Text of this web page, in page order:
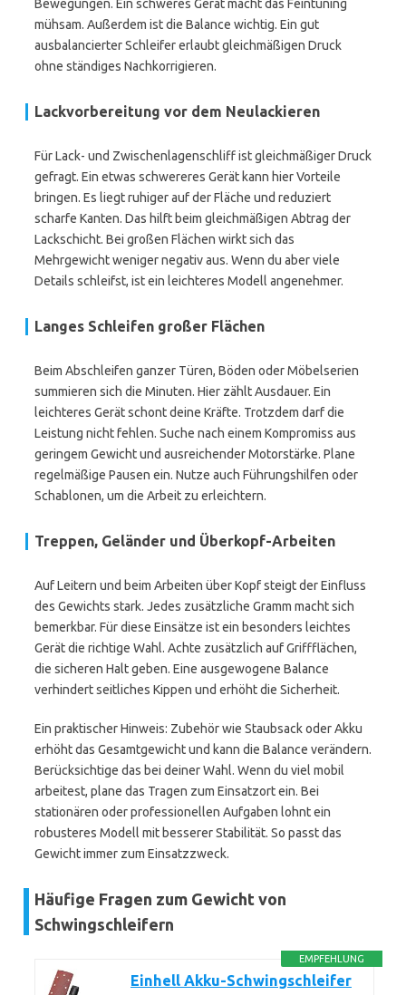
Bewegungen. Ein schweres Gerät macht das Feintuning
mühsam. Außerdem ist die Balance wichtig. Ein gut
ausbalancierter Schleifer erlaubt gleichmäßigen Druck
ohne ständiges Nachkorrigieren.
Lackvorbereitung vor dem Neulackieren
Für Lack- und Zwischenlagenschliff ist gleichmäßiger Druck
gefragt. Ein etwas schwereres Gerät kann hier Vorteile
bringen. Es liegt ruhiger auf der Fläche und reduziert
scharfe Kanten. Das hilft beim gleichmäßigen Abtrag der
Lackschicht. Bei großen Flächen wirkt sich das
Mehrgewicht weniger negativ aus. Wenn du aber viele
Details schleifst, ist ein leichteres Modell angenehmer.
Langes Schleifen großer Flächen
Beim Abschleifen ganzer Türen, Böden oder Möbelserien
summieren sich die Minuten. Hier zählt Ausdauer. Ein
leichteres Gerät schont deine Kräfte. Trotzdem darf die
Leistung nicht fehlen. Suche nach einem Kompromiss aus
geringem Gewicht und ausreichender Motorstärke. Plane
regelmäßige Pausen ein. Nutze auch Führungshilfen oder
Schablonen, um die Arbeit zu erleichtern.
Treppen, Geländer und Überkopf-Arbeiten
Auf Leitern und beim Arbeiten über Kopf steigt der Einfluss
des Gewichts stark. Jedes zusätzliche Gramm macht sich
bemerkbar. Für diese Einsätze ist ein besonders leichtes
Gerät die richtige Wahl. Achte zusätzlich auf Griffflächen,
die sicheren Halt geben. Eine ausgewogene Balance
verhindert seitliches Kippen und erhöht die Sicherheit.
Ein praktischer Hinweis: Zubehör wie Staubsack oder Akku
erhöht das Gesamtgewicht und kann die Balance verändern.
Berücksichtige das bei deiner Wahl. Wenn du viel mobil
arbeitest, plane das Tragen zum Einsatzort ein. Bei
stationären oder professionellen Aufgaben lohnt ein
robusteres Modell mit besserer Stabilität. So passt das
Gewicht immer zum Einsatzzweck.
Häufige Fragen zum Gewicht von
Schwingschleifern
EMPFEHLUNG
Einhell Akku-Schwingschleifer